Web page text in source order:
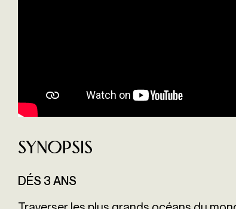
Synopsis
DÉS 3 ANS